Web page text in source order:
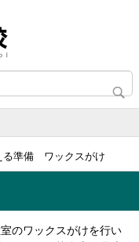
る準備 ワックスがけ
のワックスがけを行い